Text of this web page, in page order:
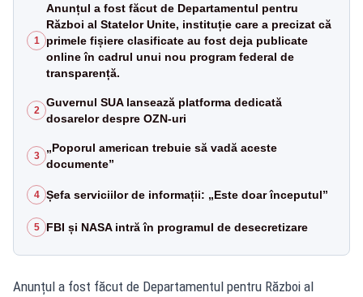
1
Anunțul a fost făcut de Departamentul pentru
Război al Statelor Unite, instituție care a precizat că
primele fișiere clasificate au fost deja publicate
online în cadrul unui nou program federal de
transparență.
2
Guvernul SUA lansează platforma dedicată
dosarelor despre OZN-uri
3
„Poporul american trebuie să vadă aceste
documente”
4 Șefa serviciilor de informații: „Este doar începutul”
5 FBI și NASA intră în programul de desecretizare
Anunțul a fost făcut de Departamentul pentru Război al